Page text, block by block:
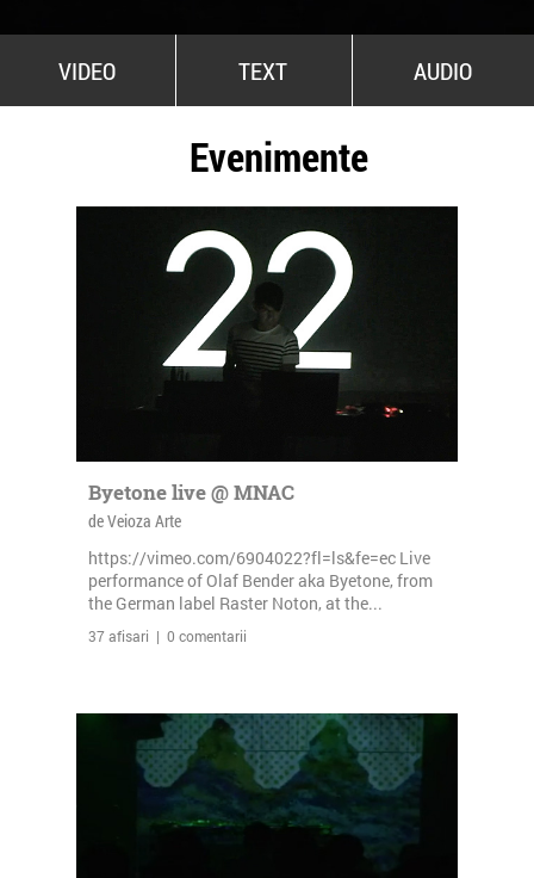
VIDEO TEXT AUDIO
Evenimente
Byetone live @ MNAC
de Veioza Arte
https://vimeo.com/6904022?fl=ls&fe=ec Live
performance of Olaf Bender aka Byetone, from
the German label Raster Noton, at the...
37 afisari | 0 comentarii